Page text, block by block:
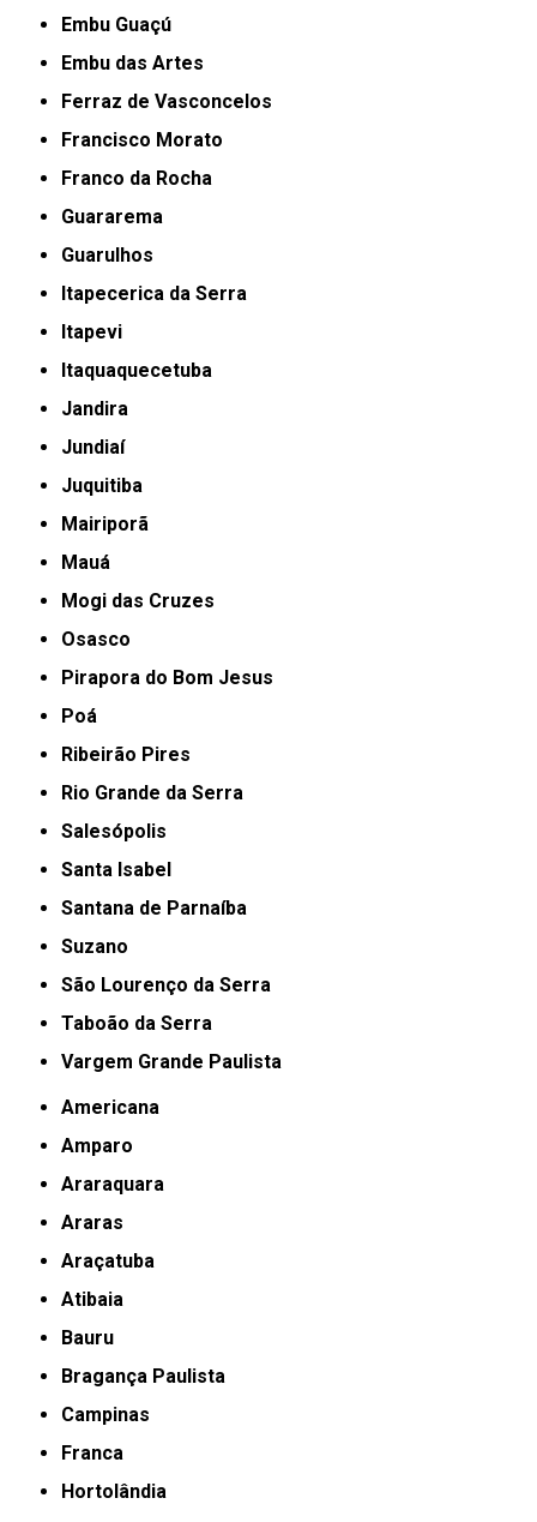
Embu Guaçú
Embu das Artes
Ferraz de Vasconcelos
Francisco Morato
Franco da Rocha
Guararema
Guarulhos
Itapecerica da Serra
Itapevi
Itaquaquecetuba
Jandira
Jundiaí
Juquitiba
Mairiporã
Mauá
Mogi das Cruzes
Osasco
Pirapora do Bom Jesus
Poá
Ribeirão Pires
Rio Grande da Serra
Salesópolis
Santa Isabel
Santana de Parnaíba
Suzano
São Lourenço da Serra
Taboão da Serra
Vargem Grande Paulista
Americana
Amparo
Araraquara
Araras
Araçatuba
Atibaia
Bauru
Bragança Paulista
Campinas
Franca
Hortolândia